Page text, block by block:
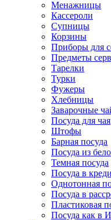
Менажницы
Кассероли
Супницы
Корзины
Приборы для
Предметы
Тарелки
Турки
Фужеры
Хлебницы
Заварочные
Посуда для чая
Штофы
Барная посуда
Посуда из
Темная посуда
Посуда в
Однотонная
Посуда в
Пластиковая
Посуда как в